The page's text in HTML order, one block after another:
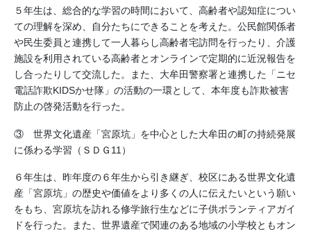
５年生は、総合的な学習の時間において、高齢者や認知症につい
ての理解を深め、自分たちにできることを考えた。公民館関係者
や民生委員と連携して一人暮らし高齢者宅訪問を行ったり、介護
施設を利用されている高齢者とオンラインで定期的に近況報告を
し合ったりして交流した。また、大牟田警察署と連携した「ニセ
電話詐欺KIDSかせ隊」の活動の一環として、本年度も詐欺被害
防止の啓発活動を行った。
③ 世界文化遺産「宮原坑」を中心とした大牟田の町の持続発展
に係わる学習（ＳＤＧ11）
６年生は、昨年度の６年生から引き継ぎ、校区にある世界文化遺
産「宮原坑」の歴史や価値をより多くの人に伝えたいという願い
をもち、宮原坑を訪れる修学旅行生などに子供ボランティアガイ
ドを行った。また、世界遺産で関連のある地域の小学校ともオン